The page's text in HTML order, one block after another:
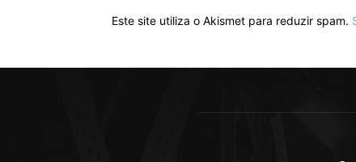
Este site utiliza o Akismet para reduzir spam.